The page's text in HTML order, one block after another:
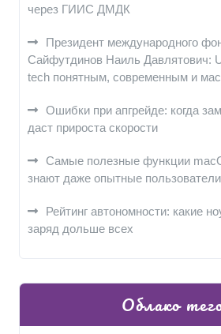
через ГИИС ДМДК
Президент международного
Сайфутдинов Наиль Давлятович:
tech понятным, современным и
Ошибки при апгрейде: когда
даст прироста скорости
Самые полезные функции
знают даже опытные пользователи
Рейтинг автономности: какие
заряд дольше всех
Облако